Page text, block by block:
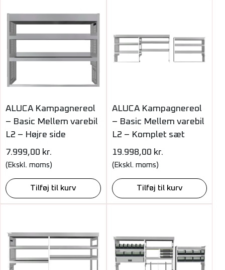
ALUCA Kampagnereol
– Basic Mellem varebil
L2 – Højre side
7.999,00 kr.
(Ekskl. moms)
Tilføj til kurv
ALUCA Kampagnereol
– Basic Mellem varebil
L2 – Komplet sæt
19.998,00 kr.
(Ekskl. moms)
Tilføj til kurv